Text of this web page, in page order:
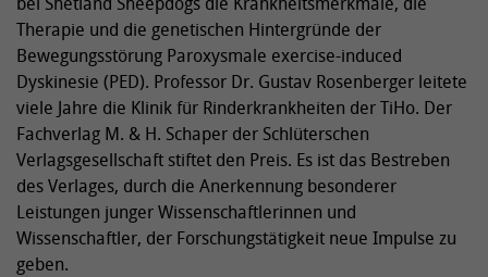
Therapie und die genetischen Hintergründe der
Bewegungsstörung Paroxysmale exercise-induced
Dyskinesie (PED). Professor Dr. Gustav Rosenberger leitete
viele Jahre die Klinik für Rinderkrankheiten der TiHo. Der
Fachverlag M. & H. Schaper der Schlüterschen
Verlagsgesellschaft stiftet den Preis. Es ist das Bestreben
des Verlages, durch die Anerkennung besonderer
Leistungen junger Wissenschaftlerinnen und
Wissenschaftler, der Forschungstätigkeit neue Impulse zu
geben.